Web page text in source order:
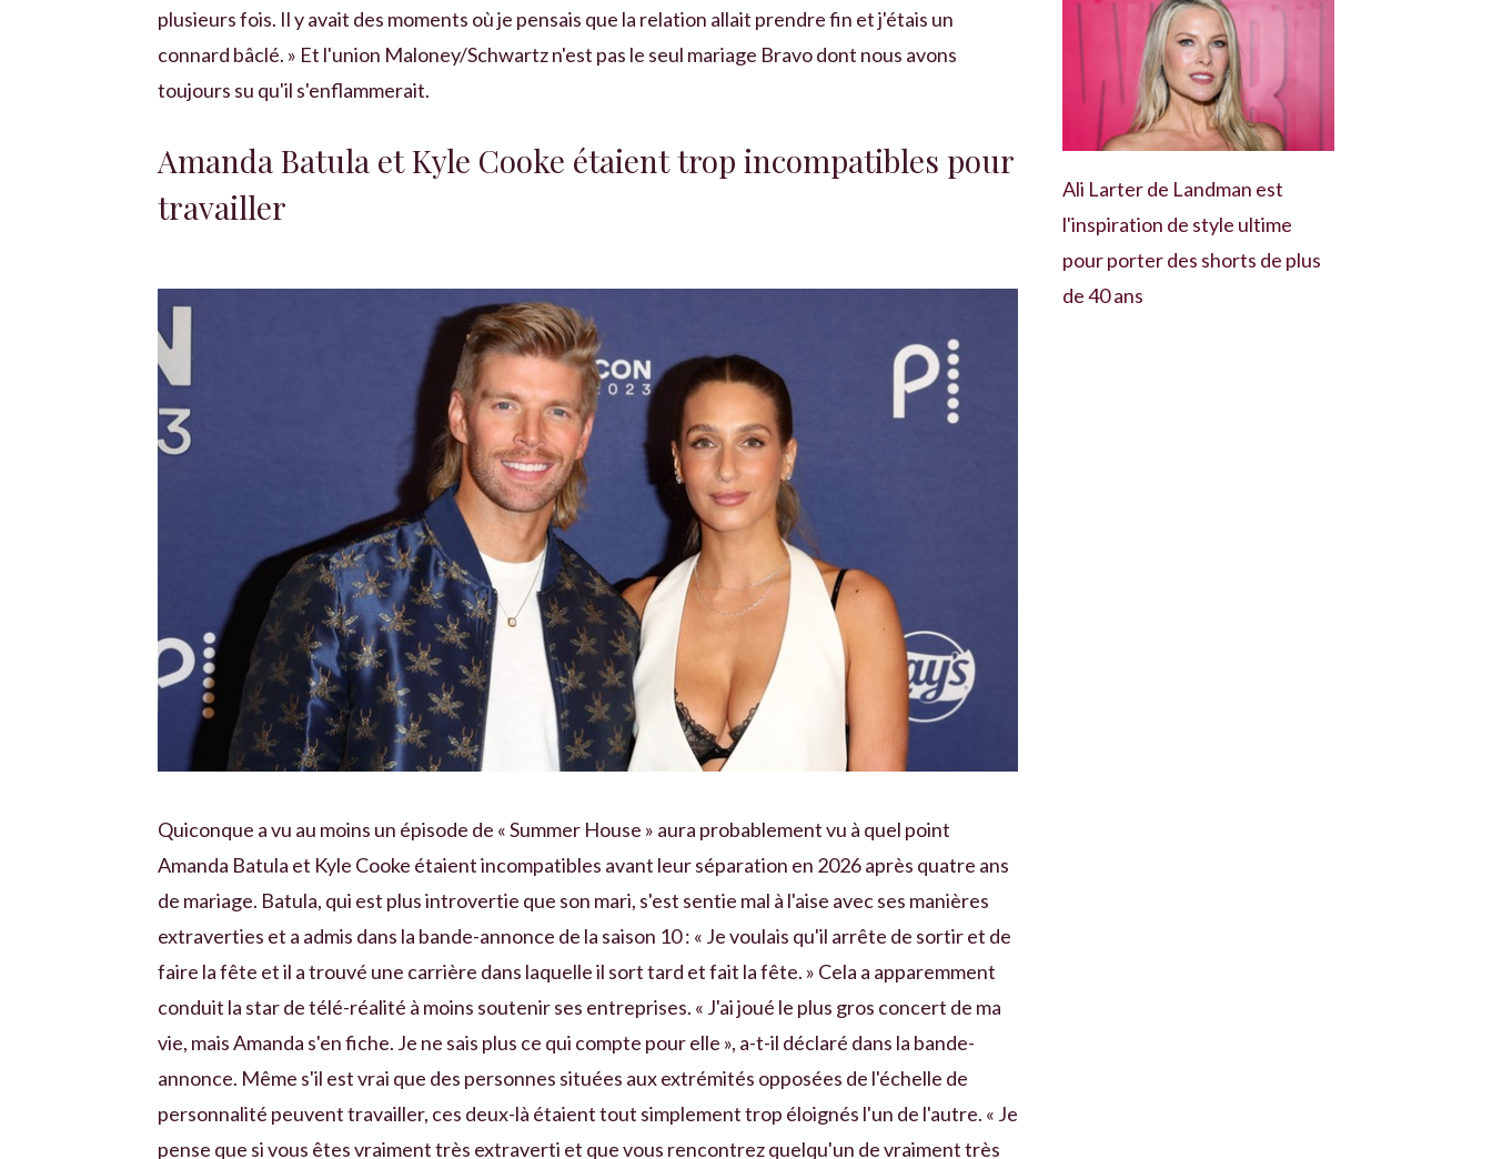
plusieurs fois. Il y avait des moments où je pensais que la relation allait prendre fin et j'étais un
connard bâclé. » Et l'union Maloney/Schwartz n'est pas le seul mariage Bravo dont nous avons
toujours su qu'il s'enflammerait.
Amanda Batula et Kyle Cooke étaient trop incompatibles pour
travailler
Quiconque a vu au moins un épisode de « Summer House » aura probablement vu à quel point
Amanda Batula et Kyle Cooke étaient incompatibles avant leur séparation en 2026 après quatre ans
de mariage. Batula, qui est plus introvertie que son mari, s'est sentie mal à l'aise avec ses manières
extraverties et a admis dans la bande-annonce de la saison 10 : « Je voulais qu'il arrête de sortir et de
faire la fête et il a trouvé une carrière dans laquelle il sort tard et fait la fête. » Cela a apparemment
conduit la star de télé-réalité à moins soutenir ses entreprises. « J'ai joué le plus gros concert de ma
vie, mais Amanda s'en fiche. Je ne sais plus ce qui compte pour elle », a-t-il déclaré dans la bande-
annonce. Même s'il est vrai que des personnes situées aux extrémités opposées de l'échelle de
personnalité peuvent travailler, ces deux-là étaient tout simplement trop éloignés l'un de l'autre. « Je
pense que si vous êtes vraiment très extraverti et que vous rencontrez quelqu'un de vraiment très
Ali Larter de Landman est
l'inspiration de style ultime
pour porter des shorts de plus
de 40 ans